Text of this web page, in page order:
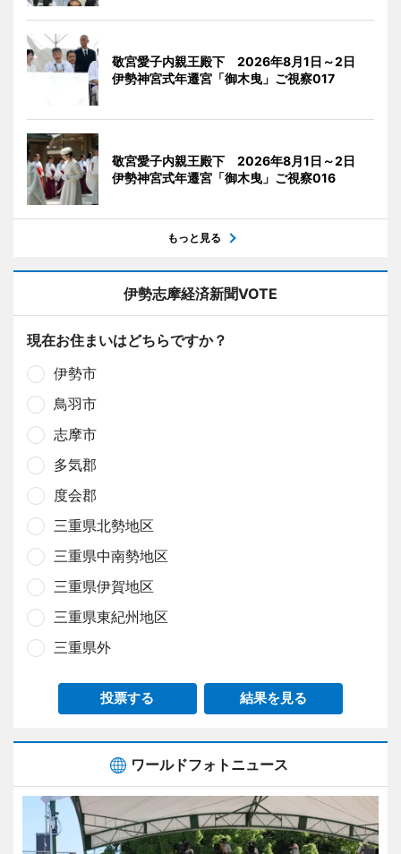
敬宮愛子内親王殿下 2026年8月1日～2日
伊勢神宮式年遷宮「御木曳」ご視察017
敬宮愛子内親王殿下 2026年8月1日～2日
伊勢神宮式年遷宮「御木曳」ご視察016
もっと見る
伊勢志摩経済新聞VOTE
現在お住まいはどちらですか？
伊勢市
鳥羽市
志摩市
多気郡
度会郡
三重県北勢地区
三重県中南勢地区
三重県伊賀地区
三重県東紀州地区
三重県外
投票する 結果を見る
ワールドフォトニュース